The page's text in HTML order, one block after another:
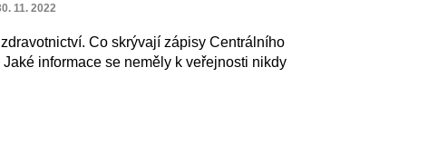
11. 2022
Co skrývají zápisy Centrálního
informace se neměly k veřejnosti nikdy